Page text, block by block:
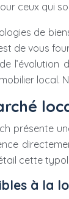
ceux qui
de
de vous
présente
cette
à la